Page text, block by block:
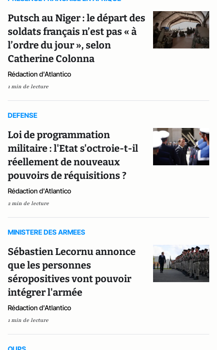
Putsch au Niger : le départ des
soldats français n’est pas « à
l’ordre du jour », selon
Catherine Colonna
Rédaction d'Atlantico
1 min de lecture
DEFENSE
Loi de programmation
militaire : l'Etat s'octroie-t-il
réellement de nouveaux
pouvoirs de réquisitions ?
Rédaction d'Atlantico
2 min de lecture
MINISTERE DES ARMEES
Sébastien Lecornu annonce
que les personnes
séropositives vont pouvoir
intégrer l'armée
Rédaction d'Atlantico
1 min de lecture